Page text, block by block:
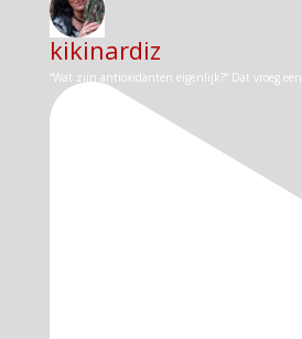
kikinardiz
“Wat zijn antioxidanten eigenlijk?” Dat vroeg een